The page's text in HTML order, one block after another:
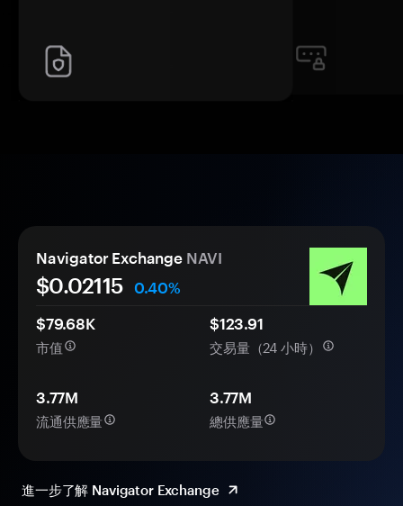
Navigator Exchange NAVI
$0.02115
0.40%
$79.68K
市值
$123.91
交易量（24 小時）
3.77M
流通供應量
3.77M
總供應量
進一步了解 Navigator Exchange